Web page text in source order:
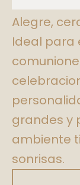
Alegre,
Ideal para
grandes y
ambiente
sonrisas.